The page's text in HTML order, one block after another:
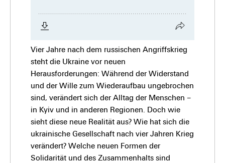
Vier Jahre nach dem russischen Angriffskrieg
steht die Ukraine vor neuen
Herausforderungen: Während der Widerstand
und der Wille zum Wiederaufbau ungebrochen
sind, verändert sich der Alltag der Menschen –
in Kyiv und in anderen Regionen. Doch wie
sieht diese neue Realität aus? Wie hat sich die
ukrainische Gesellschaft nach vier Jahren Krieg
verändert? Welche neuen Formen der
Solidarität und des Zusammenhalts sind